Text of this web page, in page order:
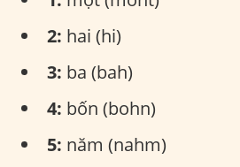
2: hai (hi)
3: ba (bah)
4: bốn (bohn)
5: năm (nahm)